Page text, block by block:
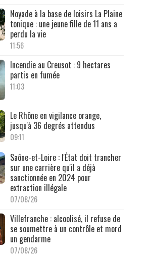
Noyade à la base de loisirs La Plaine
tonique : une jeune fille de 11 ans a
perdu la vie
11:56
Incendie au Creusot : 9 hectares
partis en fumée
11:03
Le Rhône en vigilance orange,
jusqu'à 36 degrés attendus
09:11
Saône-et-Loire : l'État doit trancher
sur une carrière qu'il a déjà
sanctionnée en 2024 pour
extraction illégale
07/08/26
Villefranche : alcoolisé, il refuse de
se soumettre à un contrôle et mord
un gendarme
07/08/26